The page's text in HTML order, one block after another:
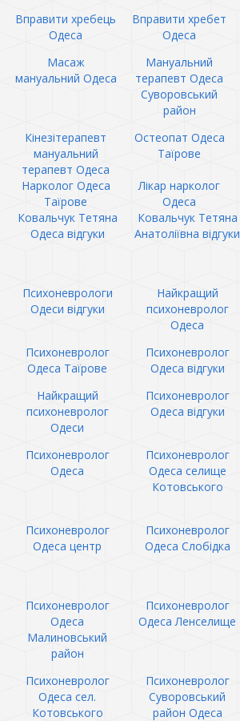
Вправити хребець
Одеса
Вправити хребет
Одеса
Масаж
мануальний Одеса
Мануальний
терапевт Одеса
Суворовський
район
Кінезітерапевт
мануальний
терапевт Одеса
Остеопат Одеса
Таїрове
Нарколог Одеса
Таїрове
Лікар нарколог
Одеса
Ковальчук Тетяна
Одеса відгуки
Ковальчук Тетяна
Анатоліївна відгуки
Психоневрологи
Одеси відгуки
Найкращий
психоневролог
Одеса
Психоневролог
Одеса Таїрове
Психоневролог
Одеса відгуки
Найкращий
психоневролог
Одеси
Психоневролог
Одеса відгуки
Психоневролог
Одеса
Психоневролог
Одеса селище
Котовського
Психоневролог
Одеса центр
Психоневролог
Одеса Слобідка
Психоневролог
Одеса
Малиновський
район
Психоневролог
Одеса Ленселище
Психоневролог
Одеса сел.
Котовського
Психоневролог
Суворовський
район Одеса